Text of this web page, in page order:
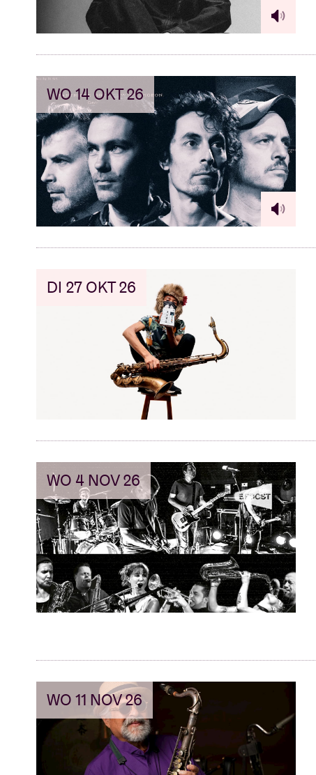
WO 14 OKT 26
DI 27 OKT 26
WO 4 NOV 26
WO 11 NOV 26